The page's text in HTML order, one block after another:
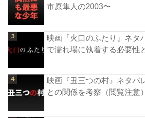
市原隼人の2003〜
映画『火口のふたり』ネタ
で濡れ場に執着する必要性
映画『丑三つの村』ネタバ
との関係を考察（閲覧注意）